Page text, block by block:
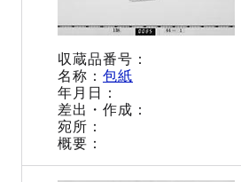
包紙